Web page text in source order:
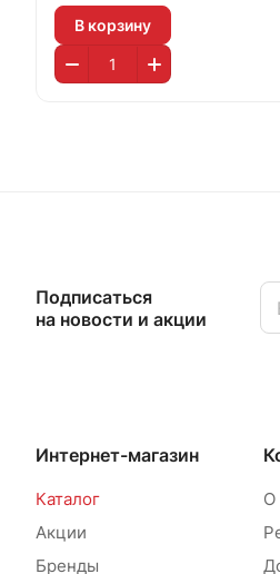
В корзину
Подписаться
на новости и акции
Интернет-магазин
Каталог
Акции
Бренды
О